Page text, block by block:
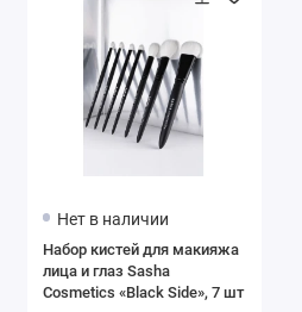
Нет в наличии
Набор кистей для макияжа
лица и глаз Sasha
Cosmetics «Black Side», 7 шт